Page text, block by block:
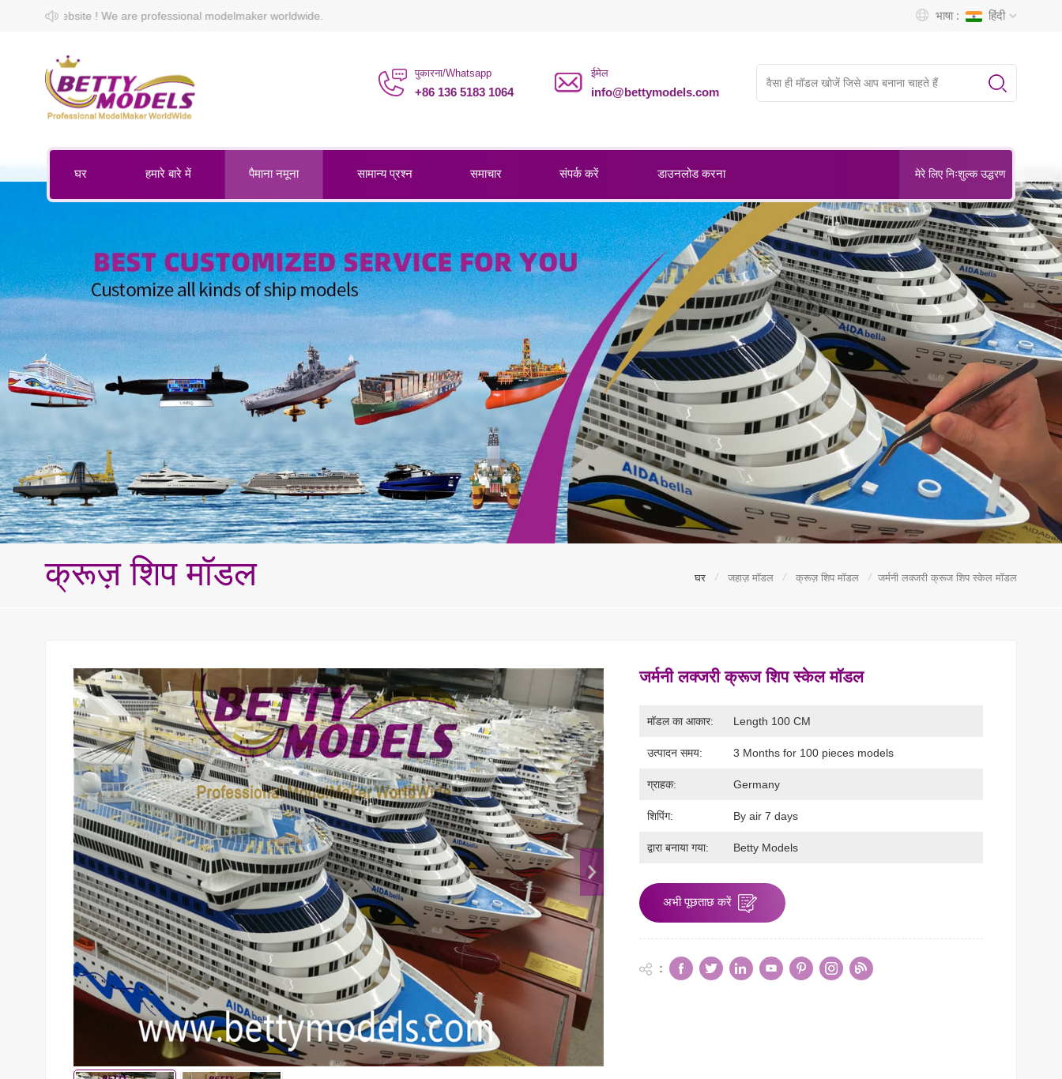
professional modelmaker worldwide. भाषा : हिंदी
पुकारना/Whatsapp
+86 136 5183 1064
ईमेल
info@bettymodels.com
मेरे लिए निःशुल्क उद्धरण
घर हमारे बारे में पैमाना नमूना सामान्य प्रश्न समाचार संपर्क करें डाउनलोड करना
क्रूज़ शिप मॉडल घर / जहाज़ मॉडल / क्रूज़ शिप मॉडल / जर्मनी लक्जरी क्रूज शिप स्केल मॉडल
जर्मनी लक्जरी क्रूज शिप स्केल मॉडल
मॉडल का आकार: Length 100 CM
उत्पादन समय: 3 Months for 100 pieces models
ग्राहक: Germany
शिपिंग: By air 7 days
द्वारा बनाया गया: Betty Models
अभी पूछताछ करें
: